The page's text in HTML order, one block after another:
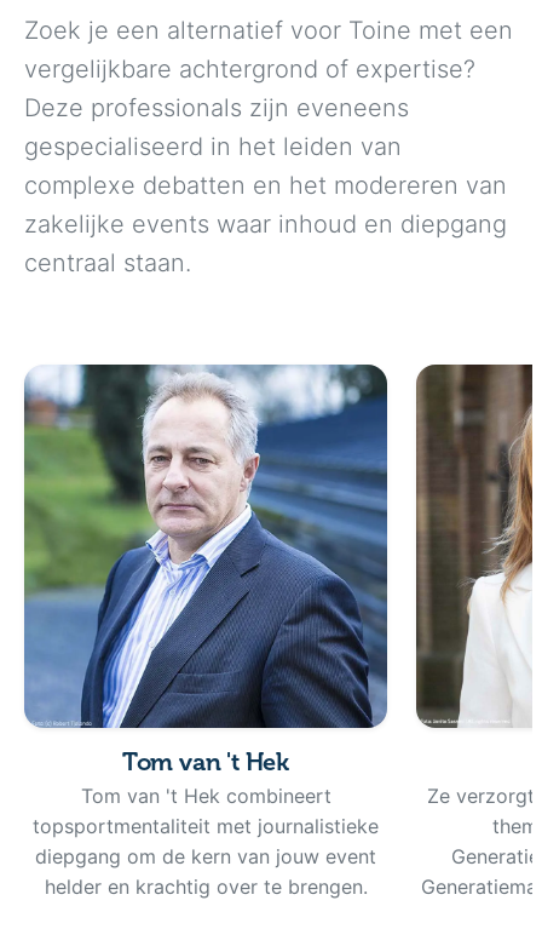
Zoek je een alternatief voor Toine met een
vergelijkbare achtergrond of expertise?
Deze professionals zijn eveneens
gespecialiseerd in het leiden van
complexe debatten en het modereren van
zakelijke events waar inhoud en diepgang
centraal staan.
Tom van 't Hek
Tom van 't Hek combineert
topsportmentaliteit met journalistieke
diepgang om de kern van jouw event
helder en krachtig over te brengen.
Ze verzorgt